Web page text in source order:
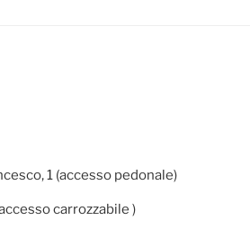
1 (accesso pedonale)
carrozzabile )